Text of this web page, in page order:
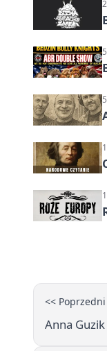
<< Poprzedni
Anna